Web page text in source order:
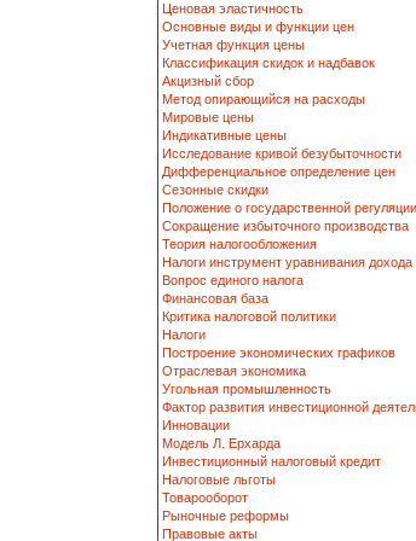
Ценовая эластичность
Основные виды и функции цен
Учетная функция цены
Классификация скидок и надбавок
Акцизный сбор
Метод опирающийся на расходы
Мировые цены
Индикативные цены
Исследование кривой безубыточности
Дифференциальное определение цен
Сезонные скидки
Положение о государственной регуляции
Сокращение избыточного производства
Теория налогообложения
Налоги инструмент уравнивания дохода
Вопрос единого налога
Финансовая база
Критика налоговой политики
Налоги
Построение экономических графиков
Отраслевая экономика
Угольная промышленность
Фактор развития инвестиционной
Инновации
Модель Л. Ерхарда
Инвестиционный налоговый кредит
Налоговые льготы
Товарооборот
Рыночные реформы
Правовые акты